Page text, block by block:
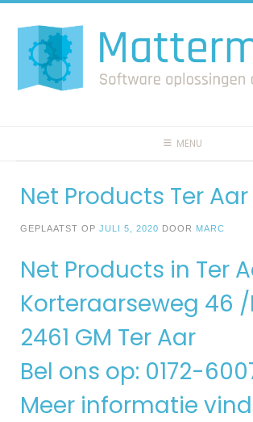
naar
inhoud
MENU
Net Products Ter Aar
GEPLAATST OP JULI 5, 2020 DOOR MARC
Net Products in Ter
Korteraarseweg 46 /
2461 GM Ter Aar
Bel ons op: 0172-
Meer informatie